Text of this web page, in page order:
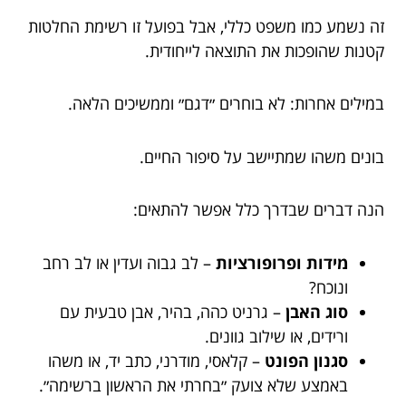
זה נשמע כמו משפט כללי, אבל בפועל זו רשימת החלטות
קטנות שהופכות את התוצאה לייחודית.
במילים אחרות: לא בוחרים ״דגם״ וממשיכים הלאה.
בונים משהו שמתיישב על סיפור החיים.
הנה דברים שבדרך כלל אפשר להתאים:
מידות ופרופורציות – לב גבוה ועדין או לב רחב
ונוכח?
סוג האבן – גרניט כהה, בהיר, אבן טבעית עם
ורידים, או שילוב גוונים.
סגנון הפונט – קלאסי, מודרני, כתב יד, או משהו
באמצע שלא צועק ״בחרתי את הראשון ברשימה״.